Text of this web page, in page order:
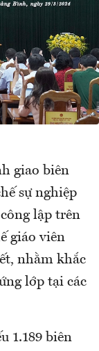
giao biên
sự nghiệp
lập trên
giáo viên
nhằm khắc
lớp tại các
1.189 biên